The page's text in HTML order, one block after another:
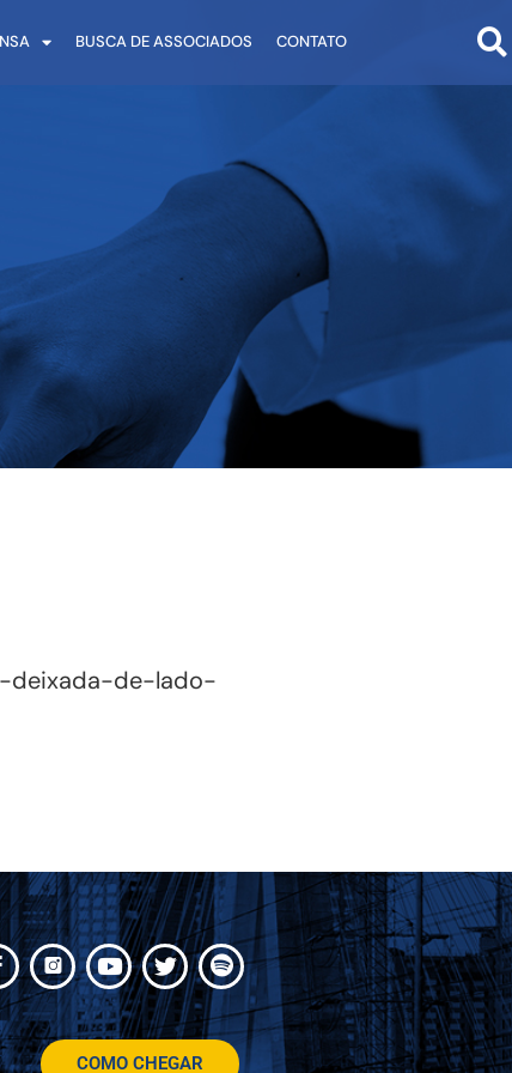
BUSCA DE ASSOCIADOS CONTATO
deixada-de-lado-
COMO CHEGAR